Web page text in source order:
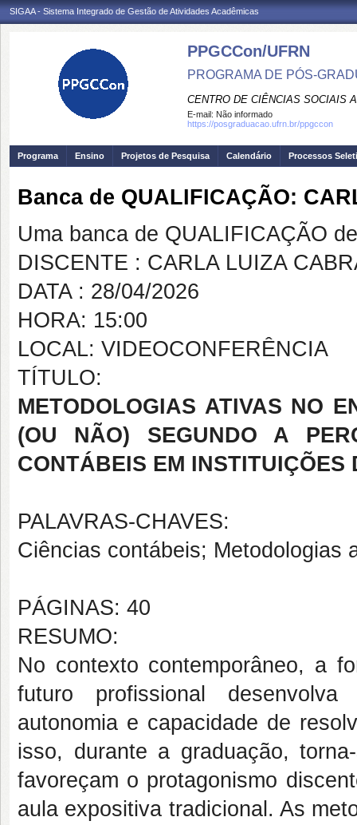
SIGAA - Sistema Integrado de Gestão de Atividades Acadêmicas
PPGCCon/UFRN
PROGRAMA DE PÓS-
CENTRO DE CIÊNCIAS SOCIAIS
E-mail: Não informado
https://posgraduacao.ufrn.br/ppgccon
Programa Ensino Projetos de Pesquisa Calendário Processos
Banca de QUALIFICAÇÃO:
Uma banca de QUALIFICAÇÃO
DISCENTE : CARLA LUIZA
DATA : 28/04/2026
HORA: 15:00
LOCAL: VIDEOCONFERÊNCIA
TÍTULO:
METODOLOGIAS ATIVAS NO
(OU NÃO) SEGUNDO A
CONTÁBEIS EM
PALAVRAS-CHAVES:
Ciências contábeis; Metodologias
PÁGINAS: 40
RESUMO:
No contexto contemporâneo, a
futuro profissional
autonomia e capacidade de
isso, durante a graduação,
favoreçam o protagonismo
aula expositiva tradicional. As